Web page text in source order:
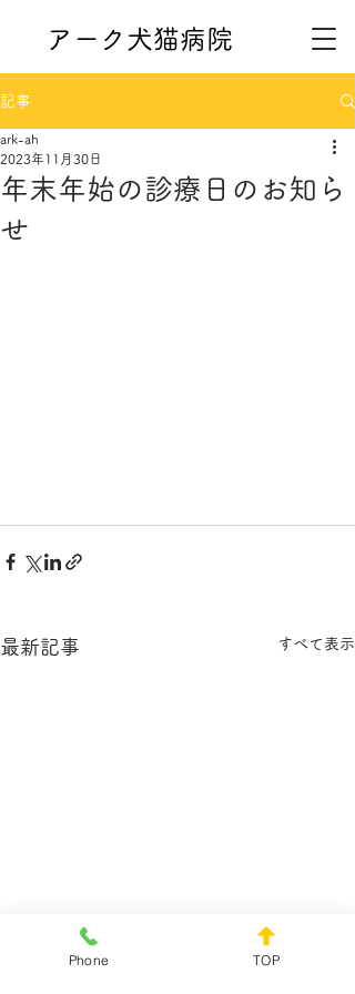
アーク犬猫病院
記事
年末年始の診療日のお知ら
せ
ark-ah
2023年11月30日
最新記事 すべて表示
Phone TOP